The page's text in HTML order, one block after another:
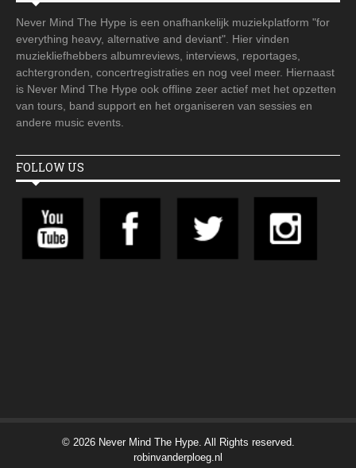
Never Mind The Hype is een onafhankelijk muziekplatform "for
everything heavy, alternative and deviant". Hier vinden
muziekliefhebbers albumreviews, interviews, reportages,
achtergronden, concertregistraties en nog veel meer. Hiernaast
is Never Mind The Hype ook offline zeer actief met het opzetten
van tours, band support en het organiseren van sessies en
andere music events.
FOLLOW US
© 2026 Never Mind The Hype. All Rights reserved.
robinvanderploeg.nl